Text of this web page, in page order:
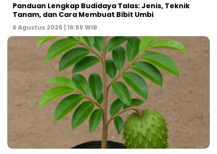
Panduan Lengkap Budidaya Talas: Jenis, Teknik
Tanam, dan Cara Membuat Bibit Umbi
6 Agustus 2025 | 16:55 WIB